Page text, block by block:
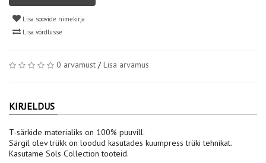
Lisa soovide nimekirja
Lisa võrdlusse
0 arvamust /Lisa arvamus
KIRJELDUS
T-särkide materialiks on 100% puuvill.
Särgil olev trükk on loodud kasutades kuumpress trüki tehnikat.
Kasutame Sols Collection tooteid.